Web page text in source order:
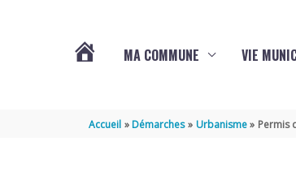
MA COMMUNE VIE
Accueil Démarches Urbanisme Permis